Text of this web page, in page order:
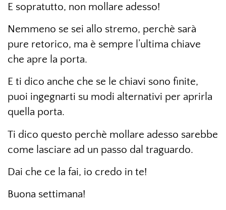
E sopratutto, non mollare adesso!
Nemmeno se sei allo stremo, perchè sarà
pure retorico, ma è sempre l’ultima chiave
che apre la porta.
E ti dico anche che se le chiavi sono finite,
puoi ingegnarti su modi alternativi per aprirla
quella porta.
Ti dico questo perchè mollare adesso sarebbe
come lasciare ad un passo dal traguardo.
Dai che ce la fai, io credo in te!
Buona settimana!